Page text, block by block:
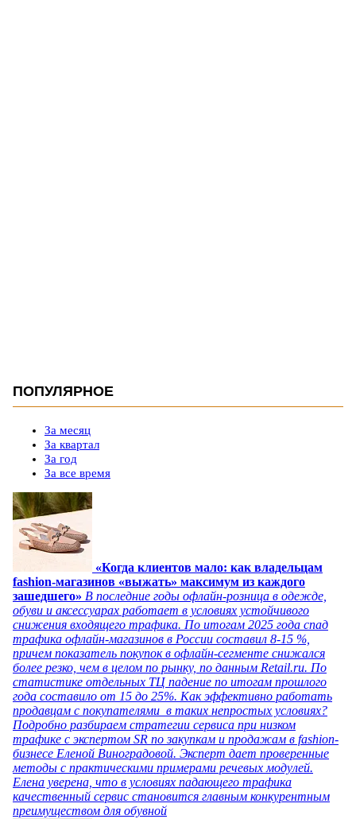
ПОПУЛЯРНОЕ
За месяц
За квартал
За год
За все время
«Когда клиентов мало: как владельцам
fashion-магазинов «выжать» максимум из каждого
зашедшего» В последние годы офлайн-розница в одежде,
обуви и аксессуарах работает в условиях устойчивого
снижения входящего трафика. По итогам 2025 года спад
трафика офлайн-магазинов в России составил 8-15 %,
причем показатель покупок в офлайн-сегменте снижался
более резко, чем в целом по рынку, по данным Retail.ru. По
статистике отдельных ТЦ падение по итогам прошлого
года составило от 15 до 25%. Как эффективно работать
продавцам с покупателями в таких непростых условиях?
Подробно разбираем стратегии сервиса при низком
трафике с экспертом SR по закупкам и продажам в fashion-
бизнесе Еленой Виноградовой. Эксперт дает проверенные
методы с практическими примерами речевых модулей.
Елена уверена, что в условиях падающего трафика
качественный сервис становится главным конкурентным
преимуществом для обувной